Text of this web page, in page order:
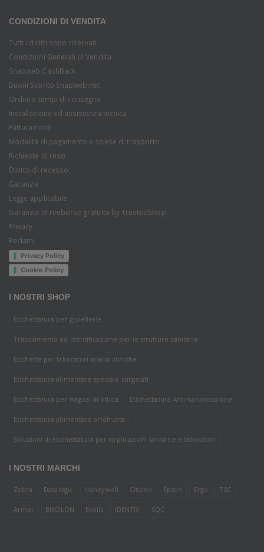
CONDIZIONI DI VENDITA
Tutti i diritti sono riservati
Condizioni Generali di Vendita
Snapweb CashBack
Buoni Sconto Snapweb.net
Ordini e tempi di consegna
Installazione ed assistenza tecnica
Fatturazione
Modalità di pagamento e spese di trasporto
Richieste di reso
Diritto di recesso
Garanzie
Legge applicabile
Garanzia di rimborso gratuita by TrustedShop
Privacy
Reclami
Privacy Policy
Cookie Policy
I NOSTRI SHOP
Etichettatura per gioiellerie
Tracciamento ed identificazione per le strutture sanitarie
Etichette per laboratori analisi cliniche
Etichettatura alimentare speciale surgelati
Etichettatura per negozi di ottica Etichettatura Antimanomissione
Etichettatura alimentare ortofrutta
Soluzioni di etichettatura per applicazioni sanitarie e laboratori
I NOSTRI MARCHI
Zebra Datalogic Honeywell Citizen Epson Ergo TSC
Armor BIXOLON Evolis IDENTIV SQC